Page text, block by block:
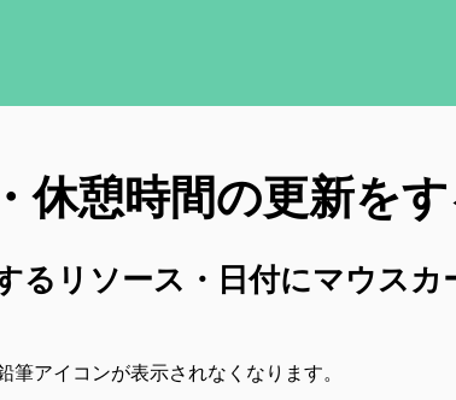
休憩時間の更新を
るリソース・日付にマウス
アイコンが表示されなくなります。